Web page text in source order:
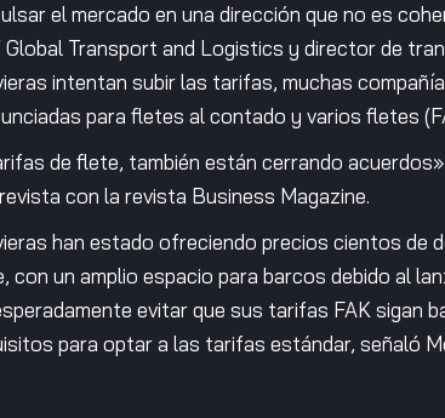
el mercado en una dirección que no es
Transport and Logistics y director de
intentan subir las tarifas, muchas
para fletes al contado y varios fletes
de flete, también están cerrando
con la revista Business Magazine.
han estado ofreciendo precios cientos de
un amplio espacio para barcos debido al
evitar que sus tarifas FAK sigan
para optar a las tarifas estándar, señaló